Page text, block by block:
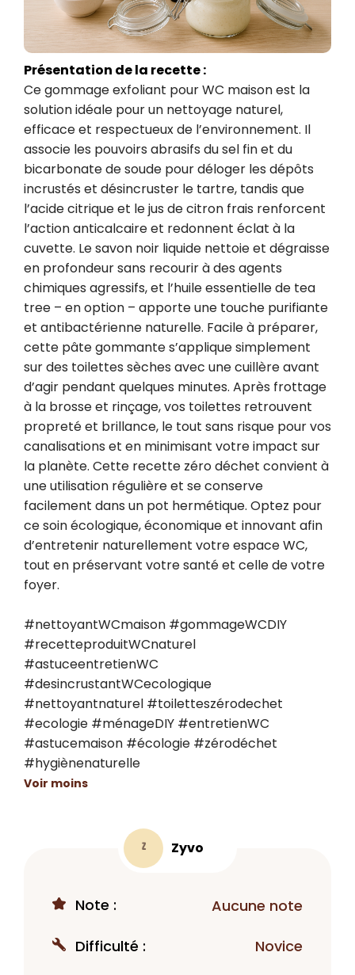
Présentation de la recette :
Ce gommage exfoliant pour WC maison est la
solution idéale pour un nettoyage naturel,
efficace et respectueux de l’environnement. Il
associe les pouvoirs abrasifs du sel fin et du
bicarbonate de soude pour déloger les dépôts
incrustés et désincruster le tartre, tandis que
l’acide citrique et le jus de citron frais renforcent
l’action anticalcaire et redonnent éclat à la
cuvette. Le savon noir liquide nettoie et dégraisse
en profondeur sans recourir à des agents
chimiques agressifs, et l’huile essentielle de tea
tree – en option – apporte une touche purifiante
et antibactérienne naturelle. Facile à préparer,
cette pâte gommante s’applique simplement
sur des toilettes sèches avec une cuillère avant
d’agir pendant quelques minutes. Après frottage
à la brosse et rinçage, vos toilettes retrouvent
propreté et brillance, le tout sans risque pour vos
canalisations et en minimisant votre impact sur
la planète. Cette recette zéro déchet convient à
une utilisation régulière et se conserve
facilement dans un pot hermétique. Optez pour
ce soin écologique, économique et innovant afin
d’entretenir naturellement votre espace WC,
tout en préservant votre santé et celle de votre
foyer.
#nettoyantWCmaison #gommageWCDIY
#recetteproduitWCnaturel
#astuceentretienWC
#desincrustantWCecologique
#nettoyantnaturel #toiletteszérodechet
#ecologie #ménageDIY #entretienWC
#astucemaison #écologie #zérodéchet
#hygiènenaturelle
Voir moins
Z Zyvo
Note : Aucune note
Difficulté : Novice